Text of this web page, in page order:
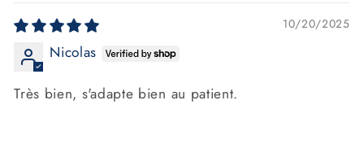
10/20/2025
Nicolas
Très bien, s'adapte bien au patient.